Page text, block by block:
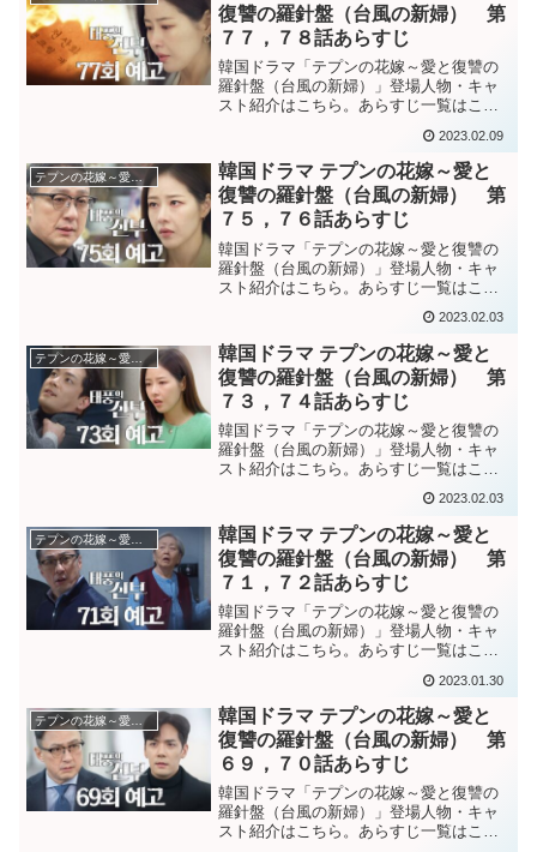
復讐の羅針盤（台風の新婦） 第
７７，７８話あらすじ
韓国ドラマ「テプンの花嫁～愛と復讐の
羅針盤（台風の新婦）」登場人物・キャ
スト紹介はこちら。あらすじ一覧はこち
讐の羅針盤（台風の新婦）」第７７話あ
らすじ天山花の資料の在り処を探したい
ソヨンに、”永遠の愛・・...
2023.02.09
テプンの花嫁～愛と復讐の羅針盤
韓国ドラマ テプンの花嫁～愛と
復讐の羅針盤（台風の新婦） 第
７５，７６話あらすじ
韓国ドラマ「テプンの花嫁～愛と復讐の
羅針盤（台風の新婦）」登場人物・キャ
スト紹介はこちら。あらすじ一覧はこち
讐の羅針盤（台風の新婦）」第７５話あ
らすじ”パラム”と呼ぶペクサンに驚くソヨ
ン。パラムが復讐する...
2023.02.03
テプンの花嫁～愛と復讐の羅針盤
韓国ドラマ テプンの花嫁～愛と
復讐の羅針盤（台風の新婦） 第
７３，７４話あらすじ
韓国ドラマ「テプンの花嫁～愛と復讐の
羅針盤（台風の新婦）」登場人物・キャ
スト紹介はこちら。あらすじ一覧はこち
インスン達。ソヨンではなく、自分に怒
りをぶつけろとパダとの結婚を言い出し
たサンドゥルに怒るテプン...
2023.02.03
テプンの花嫁～愛と復讐の羅針盤
韓国ドラマ テプンの花嫁～愛と
復讐の羅針盤（台風の新婦） 第
７１，７２話あらすじ
韓国ドラマ「テプンの花嫁～愛と復讐の
羅針盤（台風の新婦）」登場人物・キャ
スト紹介はこちら。あらすじ一覧はこち
讐の羅針盤（台風の新婦）」第７１話あ
らすじパラムが生きていると聞き、それ
はソヨンじゃないかと疑う...
2023.01.30
テプンの花嫁～愛と復讐の羅針盤
韓国ドラマ テプンの花嫁～愛と
復讐の羅針盤（台風の新婦） 第
６９，７０話あらすじ
韓国ドラマ「テプンの花嫁～愛と復讐の
羅針盤（台風の新婦）」登場人物・キャ
スト紹介はこちら。あらすじ一覧はこち